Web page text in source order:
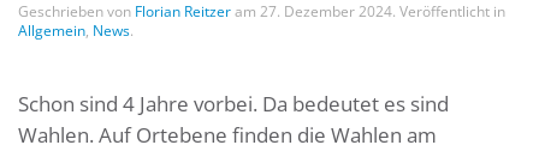
Geschrieben von Florian Reitzeram 27. Dezember 2024. Veröffentlicht in
Allgemein, News.
Schon sind 4 Jahre vorbei. Da bedeutet es sind
Wahlen. Auf Ortebene finden die Wahlen am